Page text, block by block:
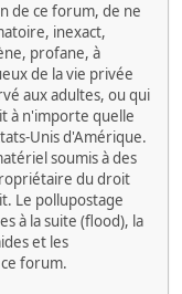
de ce forum, de ne
inexact,
profane, à
de la vie privée
aux adultes, ou qui
à n'importe quelle
Unis d'Amérique.
soumis à des
du droit
Le pollupostage
à la suite (flood), la
et les
forum.